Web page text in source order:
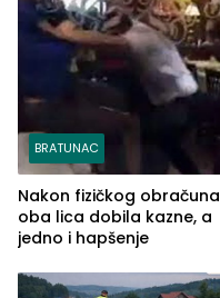
BRATUNAC
Nakon fizičkog obračuna
oba lica dobila kazne, a
jedno i hapšenje